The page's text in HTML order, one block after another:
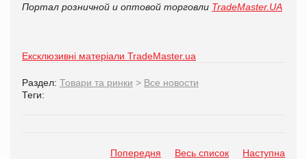
Портал розничной и оптовой торговли TradeMaster.UA
Ексклюзивні матеріали TradeMaster.ua
Раздел: Товари та ринки > Все новости
Теги:
Попередня Весь список Наступна